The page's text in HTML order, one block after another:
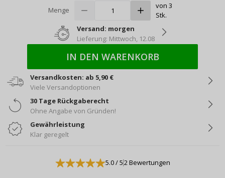
Menge
von 3
Stk.
Versand: morgen
Lieferung: Mittwoch, 12.08
IN DEN WARENKORB
Versandkosten: ab 5,90 €
Viele Versandoptionen
30 Tage Rückgaberecht
Ohne Angabe von Gründen!
Gewährleistung
Klar geregelt
5.0/ 52 Bewertungen